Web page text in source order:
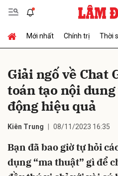
Mới nhất Chính trị Thời
Giải ngố về Chat
toán tạo nội
động hiệu quả
Kiên Trung 08/11/2023 16:35
Bạn đã bao giờ tự hỏi
dụng “ma thuật” gì để
Gửi bình luận